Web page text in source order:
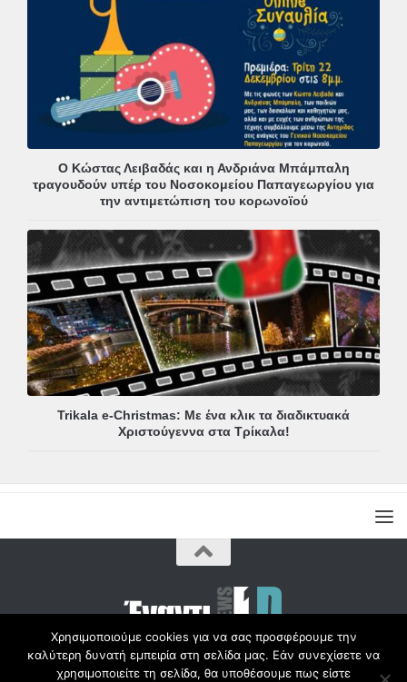
Ο Κώστας Λειβαδάς και η Ανδριάνα Μπάμπαλη
τραγουδούν υπέρ του Νοσοκομείου Παπαγεωργίου για
την αντιμετώπιση του κορωνοϊού
Trikala e-Christmas: Με ένα κλικ τα διαδικτυακά
Χριστούγεννα στα Τρίκαλα!
Copyright © Radio1d.gr 2012-2017 |
Χρησιμοποιούμε cookies για να σας προσφέρουμε την
καλύτερη δυνατή εμπειρία στη σελίδα μας. Εάν συνεχίσετε να
χρησιμοποιείτε τη σελίδα, θα υποθέσουμε πως είστε